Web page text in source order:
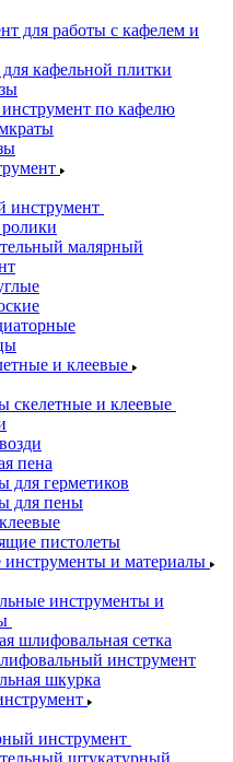
для работы с кафелем и
кафельной плитки
по кафелю
инструмент
малярный
и клеевые
скелетные и клеевые
пена
для герметиков
для пены
пистолеты
и материалы
инструменты и
шлифовальная сетка
инструмент
шкурка
инструмент
штукатурный